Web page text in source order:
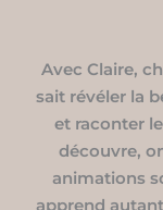
Avec Claire,
sait révéler la
et raconter
découvre,
animations
apprend